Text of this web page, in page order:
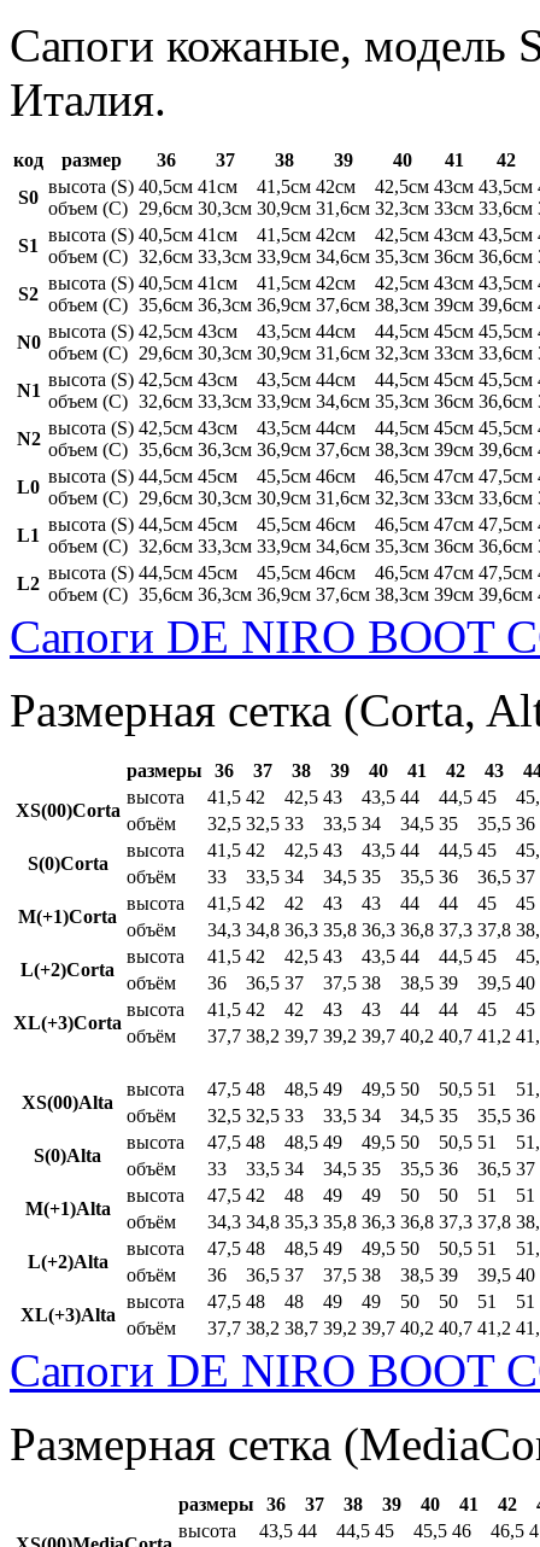
Сапоги кожаные, модель
Италия.
код размер 36 37 38 39 40 41
42
S0
высота (S)
объем (C)
40,5см
29,6см
41см
30,3см
41,5см
30,9см
42см
31,6см
42,5см
32,3см
43см
33см
43,5см
33,6см
S1
высота (S)
объем (C)
40,5см
32,6см
41см
33,3см
41,5см
33,9см
42см
34,6см
42,5см
35,3см
43см
36см
43,5см
36,6см
S2
высота (S)
объем (C)
40,5см
35,6см
41см
36,3см
41,5см
36,9см
42см
37,6см
42,5см
38,3см
43см
39см
43,5см
39,6см
N0
высота (S)
объем (C)
42,5см
29,6см
43см
30,3см
43,5см
30,9см
44см
31,6см
44,5см
32,3см
45см
33см
45,5см
33,6см
N1
высота (S)
объем (C)
42,5см
32,6см
43см
33,3см
43,5см
33,9см
44см
34,6см
44,5см
35,3см
45см
36см
45,5см
36,6см
N2
высота (S)
объем (C)
42,5см
35,6см
43см
36,3см
43,5см
36,9см
44см
37,6см
44,5см
38,3см
45см
39см
45,5см
39,6см
L0
высота (S)
объем (C)
44,5см
29,6см
45см
30,3см
45,5см
30,9см
46см
31,6см
46,5см
32,3см
47см
33см
47,5см
33,6см
L1
высота (S)
объем (C)
44,5см
32,6см
45см
33,3см
45,5см
33,9см
46см
34,6см
46,5см
35,3см
47см
36см
47,5см
36,6см
L2
высота (S)
объем (C)
44,5см
35,6см
45см
36,3см
45,5см
36,9см
46см
37,6см
46,5см
38,3см
47см
39см
47,5см
39,6см
Сапоги DE NIRO BOOT
Размерная сетка (Corta,
размеры 36 37 38 39 40 41 42 43
XS(00)Corta
высота 41,5 42 42,5 43 43,5 44 44,5 45
объём
32,5 32,5 33 33,5 34 34,5 35 35,5 36
S(0)Corta
высота 41,5 42 42,5 43 43,5 44 44,5 45
объём
33 33,5 34 34,5 35 35,5 36 36,5 37
M(+1)Corta
высота 41,5 42 42 43 43 44 44 45
45
объём
34,3 34,8 36,3 35,8 36,3 36,8 37,3 37,8
L(+2)Corta
высота 41,5 42 42,5 43 43,5 44 44,5 45
объём
36 36,5 37 37,5 38 38,5 39 39,5 40
XL(+3)Corta
высота 41,5 42 42 43 43 44 44 45
45
объём
37,7 38,2 39,7 39,2 39,7 40,2 40,7 41,2
XS(00)Alta
высота 47,5 48 48,5 49 49,5 50 50,5 51
объём
32,5 32,5 33 33,5 34 34,5 35 35,5 36
S(0)Alta
высота 47,5 48 48,5 49 49,5 50 50,5 51
объём
33 33,5 34 34,5 35 35,5 36 36,5 37
M(+1)Alta
высота 47,5 42 48 49 49 50 50 51
51
объём
34,3 34,8 35,3 35,8 36,3 36,8 37,3 37,8
L(+2)Alta
высота 47,5 48 48,5 49 49,5 50 50,5 51
объём
36 36,5 37 37,5 38 38,5 39 39,5 40
XL(+3)Alta
высота 47,5 48 48 49 49 50 50 51
51
объём
37,7 38,2 38,7 39,2 39,7 40,2 40,7 41,2
Сапоги DE NIRO BOOT
Размерная сетка
размеры 36 37 38 39 40 41 42
высота 43,5 44 44,5 45 45,5 46 46,5